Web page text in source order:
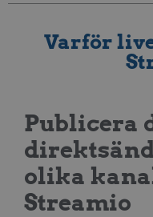
Varför
Publicera
olika
Streamio